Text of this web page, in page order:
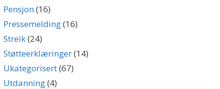
Pensjon(16)
Pressemelding(16)
Streik(24)
Støtteerklæringer(14)
Ukategorisert(67)
Utdanning(4)